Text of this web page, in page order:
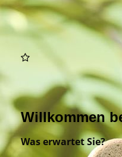
Willkommen
Was erwartet Sie?